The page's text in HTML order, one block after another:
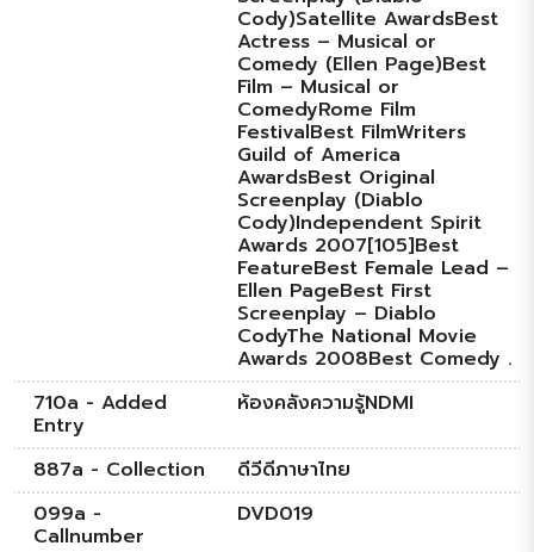
Cody)Satellite AwardsBest
Actress – Musical or
Comedy (Ellen Page)Best
Film – Musical or
ComedyRome Film
FestivalBest FilmWriters
Guild of America
AwardsBest Original
Screenplay (Diablo
Cody)Independent Spirit
Awards 2007[105]Best
FeatureBest Female Lead –
Ellen PageBest First
Screenplay – Diablo
CodyThe National Movie
Awards 2008Best Comedy .
710a - Added
Entry
ห้องคลังความรู้NDMI
887a - Collection
ดีวีดีภาษาไทย
099a -
Callnumber
DVD019